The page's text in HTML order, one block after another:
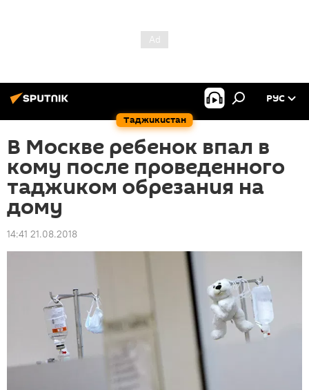
Таджикистан
РУС
В Москве ребенок впал в
кому после проведенного
таджиком обрезания на
дому
14:41 21.08.2018